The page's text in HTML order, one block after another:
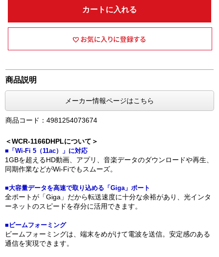
カートに入れる
商品説明
メーカー情報ページはこちら
商品コード：4981254073674
＜WCR-1166DHPLについて＞
■「Wi-Fi 5（11ac）」に対応
1GBを超えるHD動画、アプリ、音楽データのダウンロードや再生、
同期作業などがWi-Fiでもスムーズ。
■大容量データを高速で取り込める「Giga」ポート
全ポートが「Giga」だから転送速度に十分な余裕があり、光インタ
ーネットのスピードを存分に活用できます。
■ビームフォーミング
ビームフォーミングは、端末をめがけて電波を送信。安定感のある
通信を実現できます。